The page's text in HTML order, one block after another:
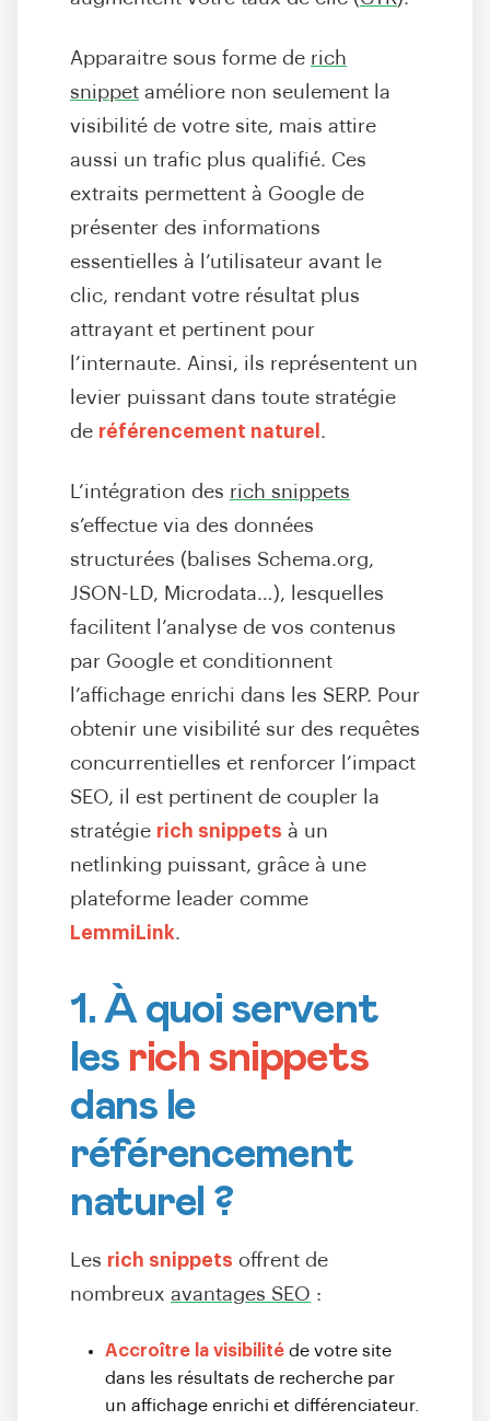
Apparaitre sous forme de rich
snippet améliore non seulement la
visibilité de votre site, mais attire
aussi un trafic plus qualifié. Ces
extraits permettent à Google de
présenter des informations
essentielles à l’utilisateur avant le
clic, rendant votre résultat plus
attrayant et pertinent pour
l’internaute. Ainsi, ils représentent un
levier puissant dans toute stratégie
de référencement naturel .
L’intégration des rich snippets
s’effectue via des données
structurées (balises Schema.org,
JSON-LD, Microdata…), lesquelles
facilitent l’analyse de vos contenus
par Google et conditionnent
l’affichage enrichi dans les SERP. Pour
obtenir une visibilité sur des requêtes
concurrentielles et renforcer l’impact
SEO, il est pertinent de coupler la
stratégie rich snippets à un
netlinking puissant, grâce à une
plateforme leader comme
LemmiLink.
1. À quoi servent
les rich snippets
dans le
référencement
naturel ?
Les rich snippets offrent de
nombreux avantages SEO :
Accroître la visibilité de votre site
dans les résultats de recherche par
un affichage enrichi et différenciateur.